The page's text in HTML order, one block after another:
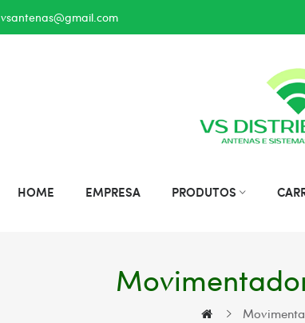
vsantenas@gmail.com
HOME EMPRESA PRODUTOS